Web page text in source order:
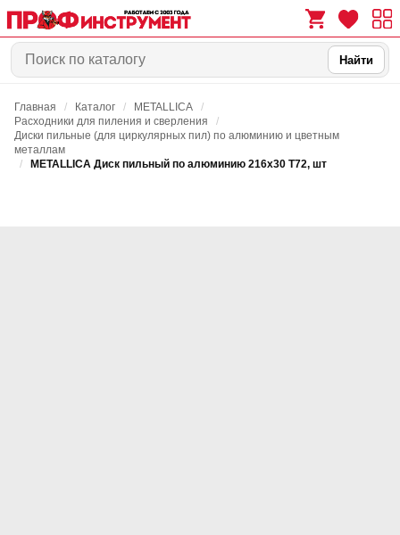
0
Найти
Главная / Каталог / METALLICA
/
Расходники для пиления и сверления
/
Диски пильные (для циркулярных пил) по алюминию и цветным
металлам
/
METALLICA Диск пильный по алюминию 216х30 Т72, шт